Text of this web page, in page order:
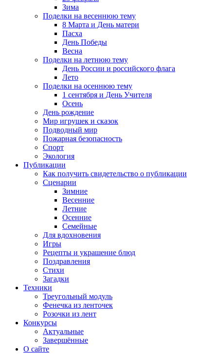
Зима
Поделки на весеннюю тему
8 Марта и День матери
Пасха
День Победы
Весна
Поделки на летнюю тему
День России и российского флага
Лето
Поделки на осеннюю тему
1 сентября и День Учителя
Осень
День рождение
Мир игрушек и сказок
Подводный мир
Пожарная безопасность
Спорт
Экология
Публикации
Как получить свидетельство о публикации
Сценарии
Зимние
Весенние
Летние
Осенние
Семейные
Для вдохновения
Игры
Рецепты и украшение блюд
Поздравления
Стихи
Загадки
Техники
Треугольный модуль
Фенечка из ленточек
Розочки из лент
Конкурсы
Актуальные
Завершённые
О сайте